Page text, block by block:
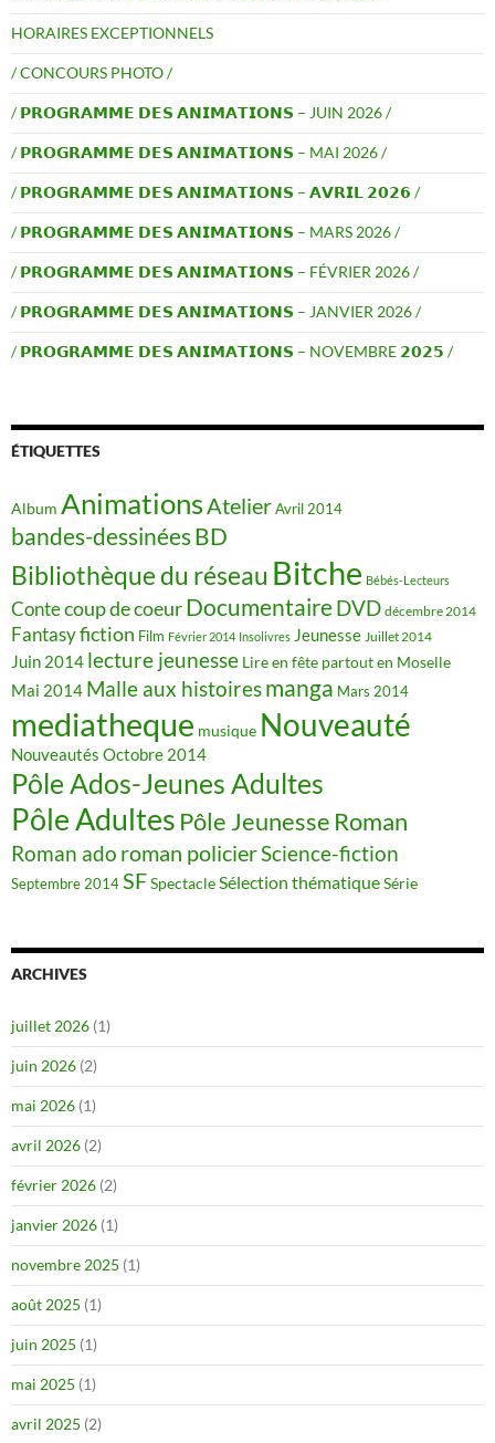
HORAIRES EXCEPTIONNELS
/ CONCOURS PHOTO /
/ 𝗣𝗥𝗢𝗚𝗥𝗔𝗠𝗠𝗘 𝗗𝗘𝗦 𝗔𝗡𝗜𝗠𝗔𝗧𝗜𝗢𝗡𝗦 – JUIN 2026 /
/ 𝗣𝗥𝗢𝗚𝗥𝗔𝗠𝗠𝗘 𝗗𝗘𝗦 𝗔𝗡𝗜𝗠𝗔𝗧𝗜𝗢𝗡𝗦 – MAI 2026 /
/ 𝗣𝗥𝗢𝗚𝗥𝗔𝗠𝗠𝗘 𝗗𝗘𝗦 𝗔𝗡𝗜𝗠𝗔𝗧𝗜𝗢𝗡𝗦 – 𝗔𝗩𝗥𝗜𝗟 𝟮𝟬𝟮𝟲 /
/ 𝗣𝗥𝗢𝗚𝗥𝗔𝗠𝗠𝗘 𝗗𝗘𝗦 𝗔𝗡𝗜𝗠𝗔𝗧𝗜𝗢𝗡𝗦 – MARS 2026 /
/ 𝗣𝗥𝗢𝗚𝗥𝗔𝗠𝗠𝗘 𝗗𝗘𝗦 𝗔𝗡𝗜𝗠𝗔𝗧𝗜𝗢𝗡𝗦 – FÉVRIER 2026 /
/ 𝗣𝗥𝗢𝗚𝗥𝗔𝗠𝗠𝗘 𝗗𝗘𝗦 𝗔𝗡𝗜𝗠𝗔𝗧𝗜𝗢𝗡𝗦 – JANVIER 2026 /
/ 𝗣𝗥𝗢𝗚𝗥𝗔𝗠𝗠𝗘 𝗗𝗘𝗦 𝗔𝗡𝗜𝗠𝗔𝗧𝗜𝗢𝗡𝗦 – NOVEMBRE 𝟮𝟬𝟮𝟱 /
ÉTIQUETTES
Album AnimationsAtelierAvril 2014
bandes-dessinéesBD
Bibliothèque du réseau Bitche Bébés-Lecteurs
Contecoup de coeurDocumentaireDVD décembre 2014
Fantasyfiction Film Février 2014 Insolivres Jeunesse Juillet 2014
Juin 2014 lecture jeunesse Lire en fête partout en Moselle
Mai 2014 Malle aux histoiresmanga Mars 2014
mediatheque musique Nouveauté
Nouveautés Octobre 2014
Pôle Ados-Jeunes Adultes
Pôle Adultes Pôle Jeunesse Roman
Roman ado roman policierScience-fiction
Septembre 2014SFSpectacleSélection thématiqueSérie
ARCHIVES
juillet 2026 (1)
juin 2026 (2)
mai 2026 (1)
avril 2026 (2)
février 2026 (2)
janvier 2026 (1)
novembre 2025 (1)
août 2025 (1)
juin 2025 (1)
mai 2025 (1)
avril 2025 (2)